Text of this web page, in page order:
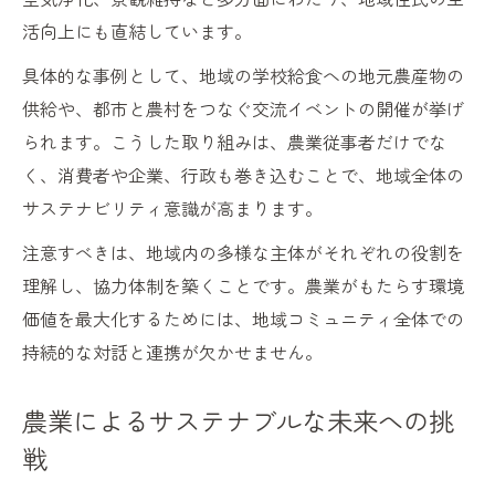
活向上にも直結しています。
具体的な事例として、地域の学校給食への地元農産物の
供給や、都市と農村をつなぐ交流イベントの開催が挙げ
られます。こうした取り組みは、農業従事者だけでな
く、消費者や企業、行政も巻き込むことで、地域全体の
サステナビリティ意識が高まります。
注意すべきは、地域内の多様な主体がそれぞれの役割を
理解し、協力体制を築くことです。農業がもたらす環境
価値を最大化するためには、地域コミュニティ全体での
持続的な対話と連携が欠かせません。
農業によるサステナブルな未来への挑
戦